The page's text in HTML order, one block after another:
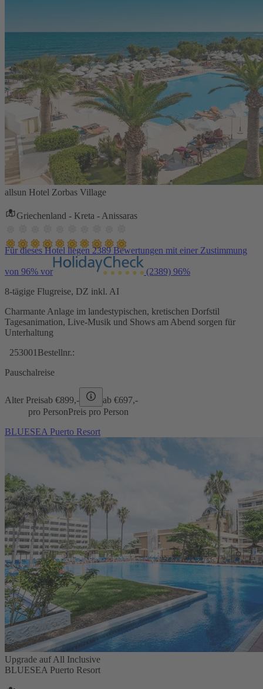
allsun Hotel Zorbas Village
Griechenland - Kreta - Anissaras
Für dieses Hotel liegen 2389 Bewertungen mit einer Zustimmung
von 96% vor (2389) 96%
8-tägige Flugreise, DZ inkl. AI
Charmante Anlage im landestypischen, kretischen Dorfstil
Tagesanimation, Live-Musik und Shows am Abend sorgen für
Unterhaltung
253001 Bestellnr.:
Pauschalreise
Alter Preisab €899,- ab €697,-
pro PersonPreis pro Person
BLUESEA Puerto Resort
Upgrade auf All Inclusive
BLUESEA Puerto Resort